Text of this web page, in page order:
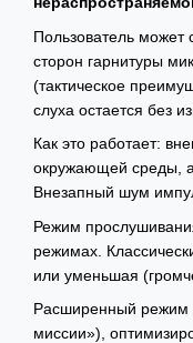
Пользователь может
сторон гарнитуры
(тактическое
слуха остается без
Как это работает:
окружающей среды, а
Внезапный шум
Режим
режимах.
или уменьшая
Расширенный режим
миссии»),